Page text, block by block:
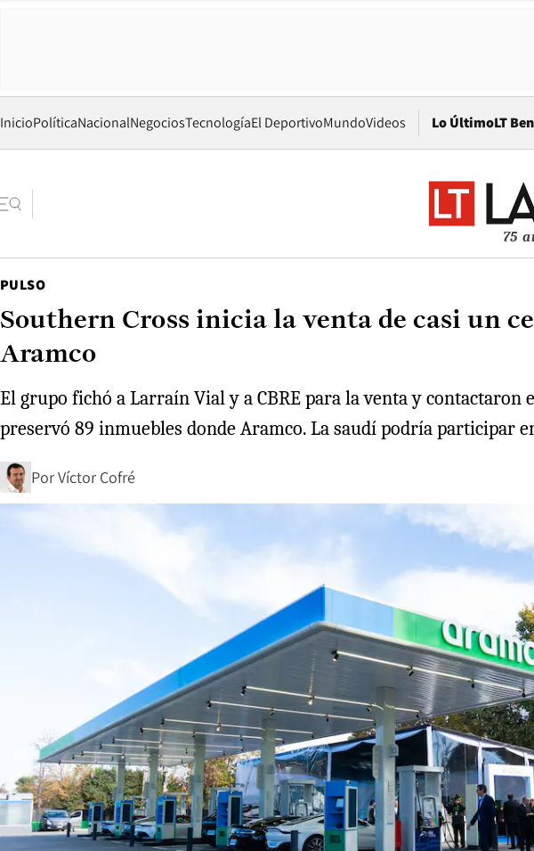
InicioPolíticaNacionalNegociosTecnologíaEl DeportivoMundoVideos Lo ÚltimoLT
75
PULSO
Southern Cross inicia la venta de casi un
Aramco
El grupo fichó a Larraín Vial y a CBRE para la venta y contactaron
preservó 89 inmuebles donde Aramco. La saudí podría participar
PorVíctor Cofré